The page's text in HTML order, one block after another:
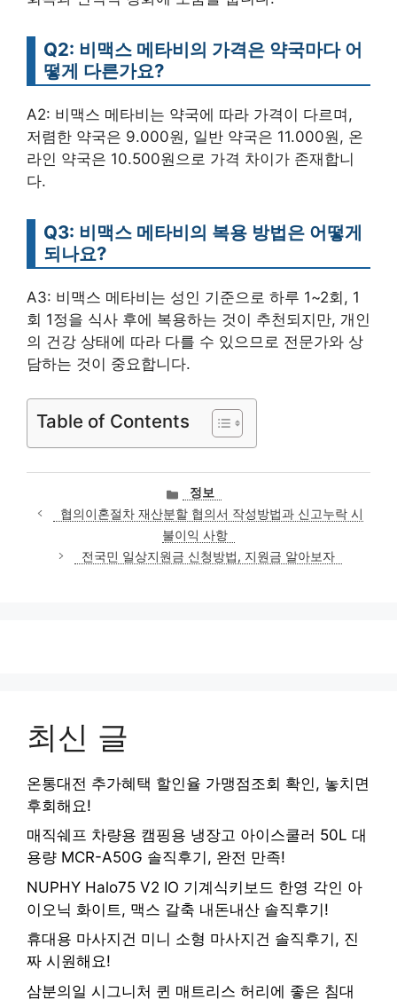
Q2: 비맥스 메타비의 가격은 약국마다 어
떻게 다른가요?
A2: 비맥스 메타비는 약국에 따라 가격이 다르며,
저렴한 약국은 9.000원, 일반 약국은 11.000원, 온
라인 약국은 10.500원으로 가격 차이가 존재합니
다.
Q3: 비맥스 메타비의 복용 방법은 어떻게
되나요?
A3: 비맥스 메타비는 성인 기준으로 하루 1~2회, 1
회 1정을 식사 후에 복용하는 것이 추천되지만, 개인
의 건강 상태에 따라 다를 수 있으므로 전문가와 상
담하는 것이 중요합니다.
Table of Contents
카
테
고
리
정보
협의이혼절차 재산분할 협의서 작성방법과 신고누락 시
불이익 사항
전국민 일상지원금 신청방법, 지원금 알아보자
최신 글
온통대전 추가혜택 할인율 가맹점조회 확인, 놓치면
후회해요!
매직쉐프 차량용 캠핑용 냉장고 아이스쿨러 50L 대
용량 MCR-A50G 솔직후기, 완전 만족!
NUPHY Halo75 V2 IO 기계식키보드 한영 각인 아
이오닉 화이트, 맥스 갈축 내돈내산 솔직후기!
휴대용 마사지건 미니 소형 마사지건 솔직후기, 진
짜 시원해요!
삼분의일 시그니처 퀸 매트리스 허리에 좋은 침대